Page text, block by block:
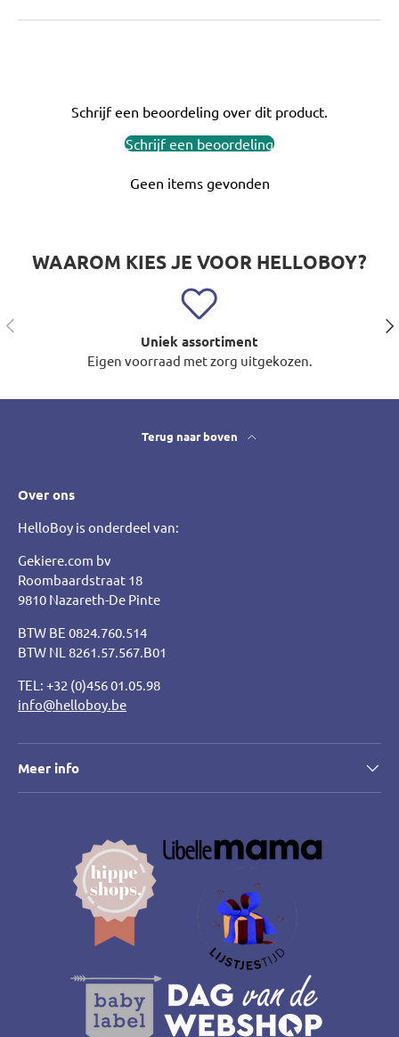
Schrijf een beoordeling over dit product.
Schrijf een beoordeling
Geen items gevonden
WAAROM KIES JE VOOR HELLOBOY?
Vorige
Uniek assortiment
Eigen voorraad met zorg uitgekozen.
Terug naar boven
Over ons
HelloBoy is onderdeel van:
Gekiere.com bv
Roombaardstraat 18
9810 Nazareth-De Pinte
BTW BE 0824.760.514
BTW NL 8261.57.567.B01
TEL: +32 (0)456 01.05.98
info@helloboy.be
Meer info